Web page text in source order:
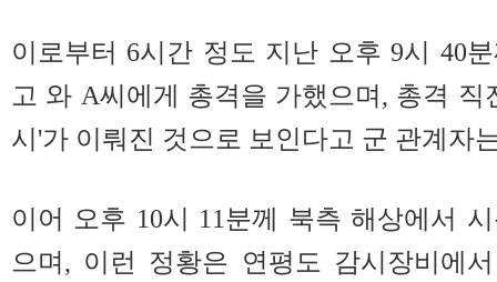
이로부터 6시간 정도 지난 오후 9시 40
고 와 A씨에게 총격을 가했으며, 총격
시'가 이뤄진 것으로 보인다고 군 관계자
이어 오후 10시 11분께 북측 해상에서
으며, 이런 정황은 연평도 감시장비에